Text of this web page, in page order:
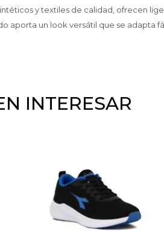
y textiles de calidad, ofrecen
aporta un look versátil que se adapta
INTERESAR